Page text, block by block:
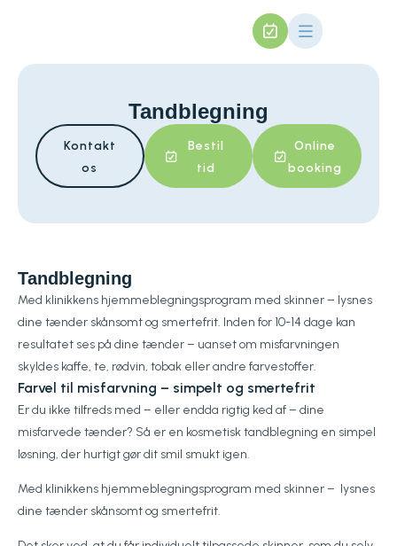
Tandblegning
Kontakt
os
Bestil
tid
Online
booking
Tandblegning
Med klinikkens hjemmeblegningsprogram med skinner – lysnes
dine tænder skånsomt og smertefrit. Inden for 10-14 dage kan
resultatet ses på dine tænder – uanset om misfarvningen
skyldes kaffe, te, rødvin, tobak eller andre farvestoffer.
Farvel til misfarvning – simpelt og smertefrit
Er du ikke tilfreds med – eller endda rigtig ked af – dine
misfarvede tænder? Så er en kosmetisk tandblegning en simpel
løsning, der hurtigt gør dit smil smukt igen.
Med klinikkens hjemmeblegningsprogram med skinner – lysnes
dine tænder skånsomt og smertefrit.